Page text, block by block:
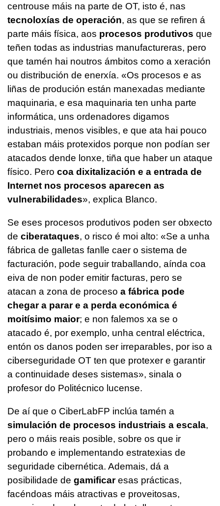
centrouse máis na parte de OT, isto é, nas
tecnoloxías de operación, as que se refiren á
parte máis física, aos procesos produtivos que
teñen todas as industrias manufactureras, pero
que tamén hai noutros ámbitos como a xeración
ou distribución de enerxía. «Os procesos e as
liñas de produción están manexadas mediante
maquinaria, e esa maquinaria ten unha parte
informática, uns ordenadores digamos
industriais, menos visibles, e que ata hai pouco
estaban máis protexidos porque non podían ser
atacados dende lonxe, tiña que haber un ataque
físico. Pero coa dixitalización e a entrada de
Internet nos procesos aparecen as
vulnerabilidades», explica Blanco.
Se eses procesos produtivos poden ser obxecto
de ciberataques, o risco é moi alto: «Se a unha
fábrica de galletas fanlle caer o sistema de
facturación, pode seguir traballando, aínda coa
eiva de non poder emitir facturas, pero se
atacan a zona de proceso a fábrica pode
chegar a parar e a perda económica é
moitísimo maior; e non falemos xa se o
atacado é, por exemplo, unha central eléctrica,
entón os danos poden ser irreparables, por iso a
ciberseguridade OT ten que protexer e garantir
a continuidade deses sistemas», sinala o
profesor do Politécnico lucense.
De aí que o CiberLabFP inclúa tamén a
simulación de procesos industriais a escala,
pero o máis reais posible, sobre os que ir
probando e implementando estratexias de
seguridade cibernética. Ademais, dá a
posibilidade de gamificaresas prácticas,
facéndoas máis atractivas e proveitosas,